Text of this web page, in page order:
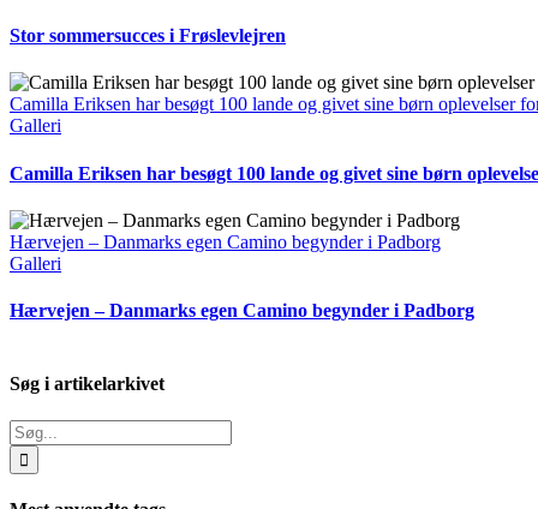
Stor sommersucces i Frøslevlejren
Camilla Eriksen har besøgt 100 lande og givet sine børn oplevelser
Galleri
Camilla Eriksen har besøgt 100 lande og givet sine børn
Hærvejen – Danmarks egen Camino begynder i Padborg
Galleri
Hærvejen – Danmarks egen Camino begynder i Padborg
Søg i artikelarkivet
Søg
efter: